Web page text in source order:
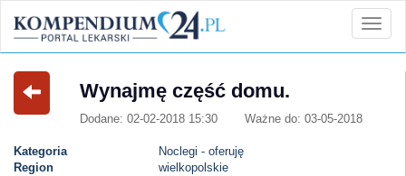
Wynajmę część domu.
Dodane: 02-02-2018 15:30 Ważne do: 03-05-2018
Kategoria
Noclegi - oferuję
Region
wielkopolskie